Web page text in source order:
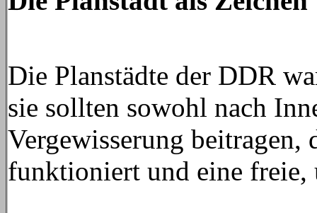
Die Planstädte der DDR
sie sollten sowohl nach
Vergewisserung beitragen,
funktioniert und eine freie,